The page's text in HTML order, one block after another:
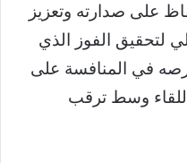
على صدارته وتعزيز
لتحقيق الفوز الذي
في المنافسة على
وسط ترقب